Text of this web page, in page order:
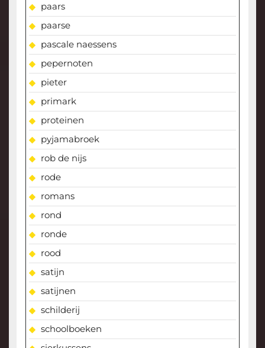
paars
paarse
pascale naessens
pepernoten
pieter
primark
proteinen
pyjamabroek
rob de nijs
rode
romans
rond
ronde
rood
satijn
satijnen
schilderij
schoolboeken